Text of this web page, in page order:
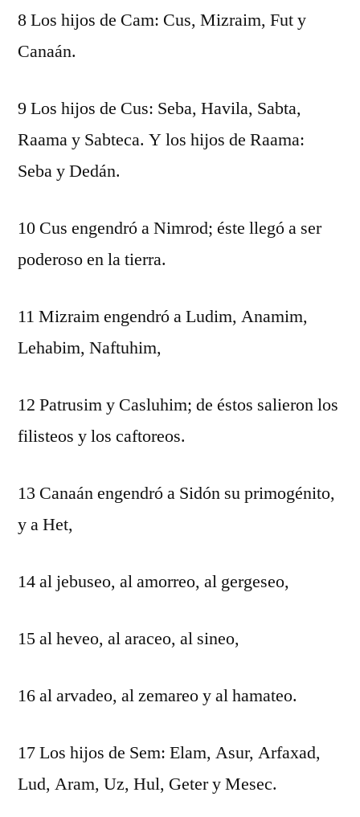
8 Los hijos de Cam: Cus, Mizraim, Fut y
Canaán.
9 Los hijos de Cus: Seba, Havila, Sabta,
Raama y Sabteca. Y los hijos de Raama:
Seba y Dedán.
10 Cus engendró a Nimrod; éste llegó a ser
poderoso en la tierra.
11 Mizraim engendró a Ludim, Anamim,
Lehabim, Naftuhim,
12 Patrusim y Casluhim; de éstos salieron los
filisteos y los caftoreos.
13 Canaán engendró a Sidón su primogénito,
y a Het,
14 al jebuseo, al amorreo, al gergeseo,
15 al heveo, al araceo, al sineo,
16 al arvadeo, al zemareo y al hamateo.
17 Los hijos de Sem: Elam, Asur, Arfaxad,
Lud, Aram, Uz, Hul, Geter y Mesec.